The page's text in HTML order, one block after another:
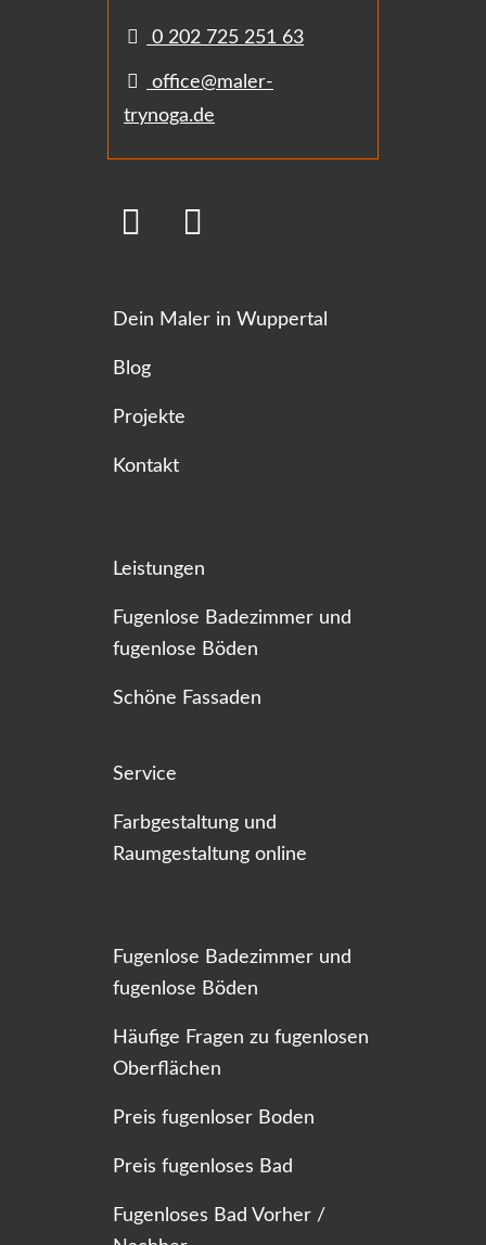
0 202 725 251 63
office@maler-
trynoga.de
Dein Maler in Wuppertal
Blog
Projekte
Kontakt
Leistungen
Fugenlose Badezimmer und
fugenlose Böden
Schöne Fassaden
Service
Farbgestaltung und
Raumgestaltung online
Fugenlose Badezimmer und
fugenlose Böden
Häufige Fragen zu fugenlosen
Oberflächen
Preis fugenloser Boden
Preis fugenloses Bad
Fugenloses Bad Vorher /